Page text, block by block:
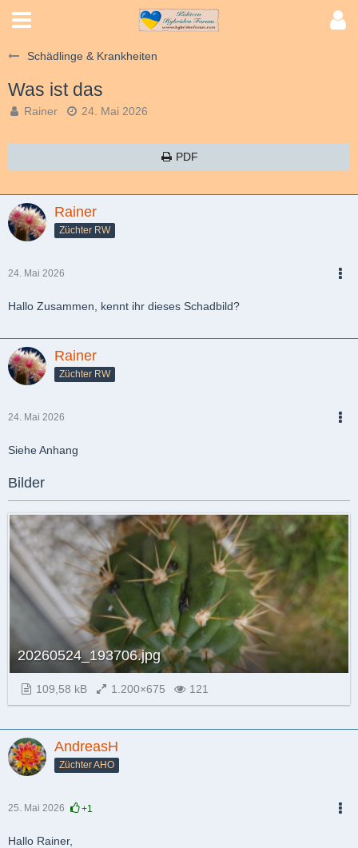
Schädlinge & Krankheiten
Was ist das
Rainer 24. Mai 2026
PDF
Rainer
Züchter RW
24. Mai 2026
Hallo Zusammen, kennt ihr dieses Schadbild?
Rainer
Züchter RW
24. Mai 2026
Siehe Anhang
Bilder
20260524_193706.jpg
109,58 kB 1.200×675 121
AndreasH
Züchter AHO
25. Mai 2026 +1
Hallo Rainer,